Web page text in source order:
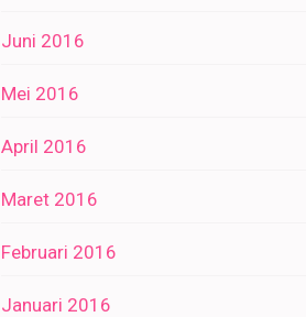
Juni 2016
Mei 2016
April 2016
Maret 2016
Februari 2016
Januari 2016